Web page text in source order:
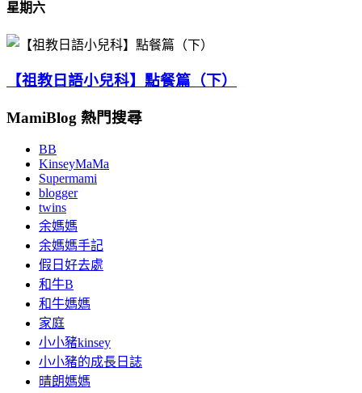
星期六
【祖教日語小兒科】點餐篇（下）
MamiBlog 熱門搜尋
BB
KinseyMaMa
Supermami
blogger
twins
余媽媽
余媽媽手記
假日好去處
和牛B
和牛媽媽
家庭
小小豬kinsey
小小豬的成長日誌
晴朗媽媽